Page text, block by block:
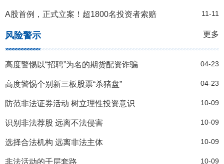
A股首例，正式立案！超1800名投资者索赔 11-11
风险警示 更多
高度警惕以“招聘”为名的期货配资诈骗 04-23
高度警惕个别新三板股票“杀猪盘” 04-23
防范非法证券活动 树立理性投资意识 10-09
识别非法荐股 远离不法侵害 10-09
选择合法机构 远离非法主体 10-09
非法活动的千层套路 10-09